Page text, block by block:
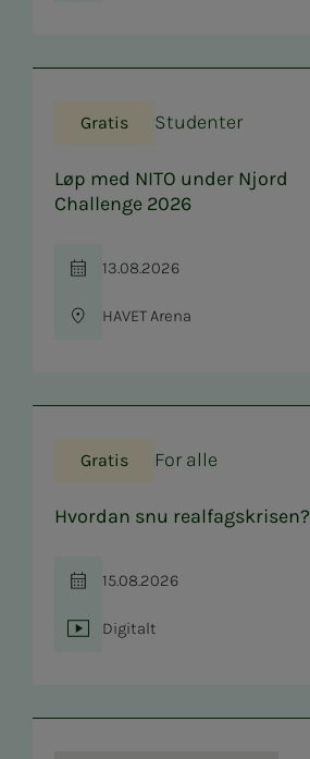
Gratis Studenter
Løp med NITO under Njord
Challenge 2026
Tid
13.08.2026
Sted
HAVET Arena
Gratis For alle
Hvordan snu realfagskrisen?
Tid
15.08.2026
Sted
Digitalt